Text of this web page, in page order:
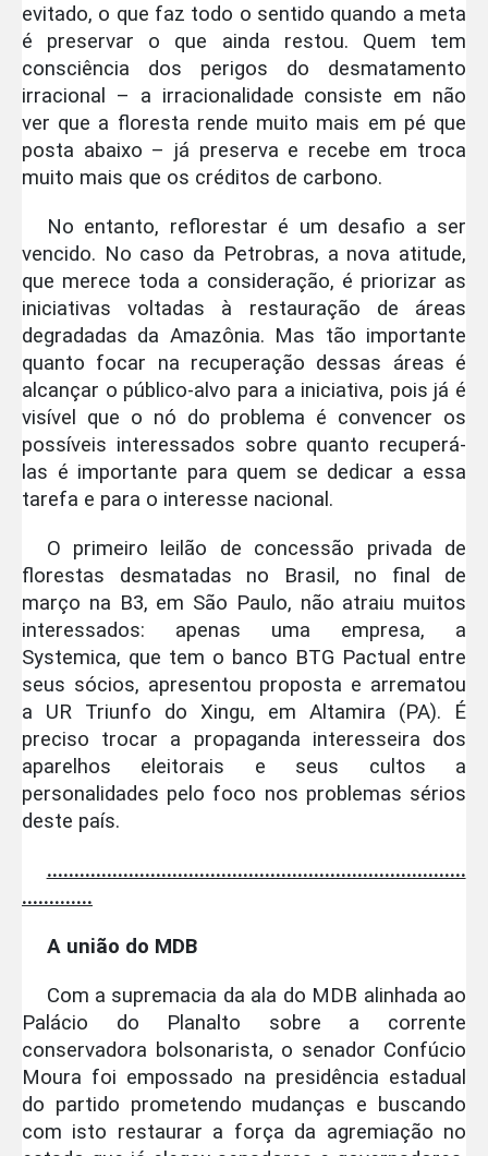
evitado, o que faz todo o sentido quando a meta
é preservar o que ainda restou. Quem tem
consciência dos perigos do desmatamento
irracional – a irracionalidade consiste em não
ver que a floresta rende muito mais em pé que
posta abaixo – já preserva e recebe em troca
muito mais que os créditos de carbono.
No entanto, reflorestar é um desafio a ser
vencido. No caso da Petrobras, a nova atitude,
que merece toda a consideração, é priorizar as
iniciativas voltadas à restauração de áreas
degradadas da Amazônia. Mas tão importante
quanto focar na recuperação dessas áreas é
alcançar o público-alvo para a iniciativa, pois já é
visível que o nó do problema é convencer os
possíveis interessados sobre quanto recuperá-
las é importante para quem se dedicar a essa
tarefa e para o interesse nacional.
O primeiro leilão de concessão privada de
florestas desmatadas no Brasil, no final de
março na B3, em São Paulo, não atraiu muitos
interessados: apenas uma empresa, a
Systemica, que tem o banco BTG Pactual entre
seus sócios, apresentou proposta e arrematou
a UR Triunfo do Xingu, em Altamira (PA). É
preciso trocar a propaganda interesseira dos
aparelhos eleitorais e seus cultos a
personalidades pelo foco nos problemas sérios
deste país.
.............................................................................
.............
A união do MDB
Com a supremacia da ala do MDB alinhada ao
Palácio do Planalto sobre a corrente
conservadora bolsonarista, o senador Confúcio
Moura foi empossado na presidência estadual
do partido prometendo mudanças e buscando
com isto restaurar a força da agremiação no